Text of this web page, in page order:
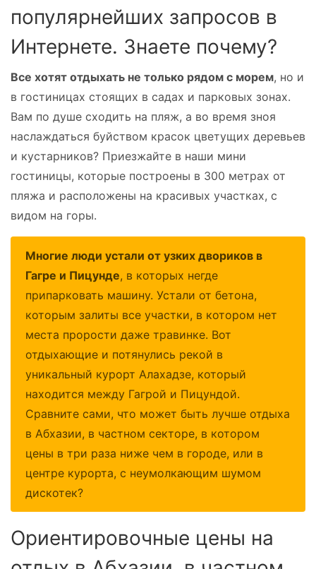
популярнейших запросов в
Интернете. Знаете почему?
Все хотят отдыхать не только рядом с морем, но и
в гостиницах стоящих в садах и парковых зонах.
Вам по душе сходить на пляж, а во время зноя
наслаждаться буйством красок цветущих деревьев
и кустарников? Приезжайте в наши мини
гостиницы, которые построены в 300 метрах от
пляжа и расположены на красивых участках, с
видом на горы.
Многие люди устали от узких двориков в
Гагре и Пицунде, в которых негде
припарковать машину. Устали от бетона,
которым залиты все участки, в котором нет
места прорости даже травинке. Вот
отдыхающие и потянулись рекой в
уникальный курорт Алахадзе, который
находится между Гагрой и Пицундой.
Сравните сами, что может быть лучше отдыха
в Абхазии, в частном секторе, в котором
цены в три раза ниже чем в городе, или в
центре курорта, с неумолкающим шумом
дискотек?
Ориентировочные цены на